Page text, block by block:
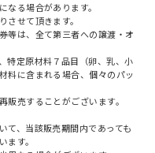
る場合があります。
せて頂きます。
等は、全て第三者への譲渡・オ
特定原材料７品目（卵、乳、小
料に含まれる場合、個々のパッ
売することがございます。
て、当該販売期間内であっても
す。